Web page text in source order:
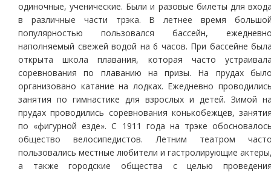
одиночные, ученические. Были и разовые билеты для
в различные части трэка. В летнее время
популярностью пользовался бассейн,
наполняемый свежей водой на 6 часов. При бассейне
открыта школа плавания, которая часто
соревнования по плаванию на призы. На прудах
организовано катание на лодках. Ежедневно
занятия по гимнастике для взрослых и детей. Зимой
прудах проводились соревнования конькобежцев,
по «фигурной езде». С 1911 года на трэке
общество велосипедистов. Летним театром
пользовались местные любители и гастролирующие
а также городские общества с целью